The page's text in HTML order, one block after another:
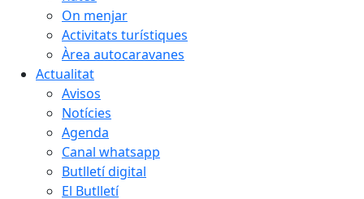
On menjar
Activitats turístiques
Àrea autocaravanes
Actualitat
Avisos
Notícies
Agenda
Canal whatsapp
Butlletí digital
El Butlletí